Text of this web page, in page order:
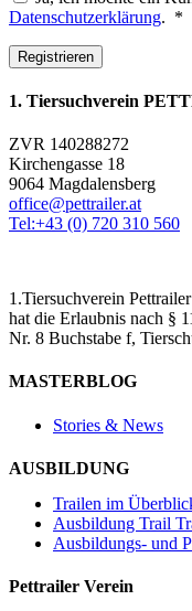
Datenschutzerklärung. *
Registrieren
1. Tiersuchverein
ZVR 140288272
Kirchengasse 18
9064 Magdalensberg
office@pettrailer.at
Tel:+43 (0) 720 310 560
1.Tiersuchverein Pettrailer
hat die Erlaubnis nach §
Nr. 8 Buchstabe f,
MASTERBLOG
Stories & News
AUSBILDUNG
Trailen im
Ausbildung Trail
Ausbildungs- und
Pettrailer Verein